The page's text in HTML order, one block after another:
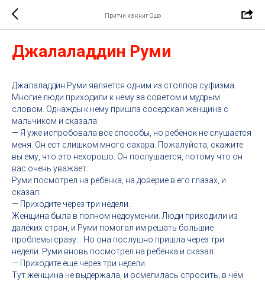
Притчи из книг Ошо
Джалаладдин Руми
Джалаладдин Руми является одним из столпов суфизма.
Многие люди приходили к нему за советом и мудрым
словом. Однажды к нему пришла соседская женщина с
мальчиком и сказала:
— Я уже испробовала все способы, но ребёнок не слушается
меня. Он ест слишком много сахара. Пожалуйста, скажите
вы ему, что это нехорошо. Он послушается, потому что он
вас очень уважает.
Руми посмотрел на ребёнка, на доверие в его глазах, и
сказал:
— Приходите через три недели.
Женщина была в полном недоумении. Люди приходили из
далёких стран, и Руми помогал им решать большие
проблемы сразу… Но она послушно пришла через три
недели. Руми вновь посмотрел на ребёнка и сказал:
— Приходите ещё через три недели.
Тут женщина не выдержала, и осмелилась спросить, в чём